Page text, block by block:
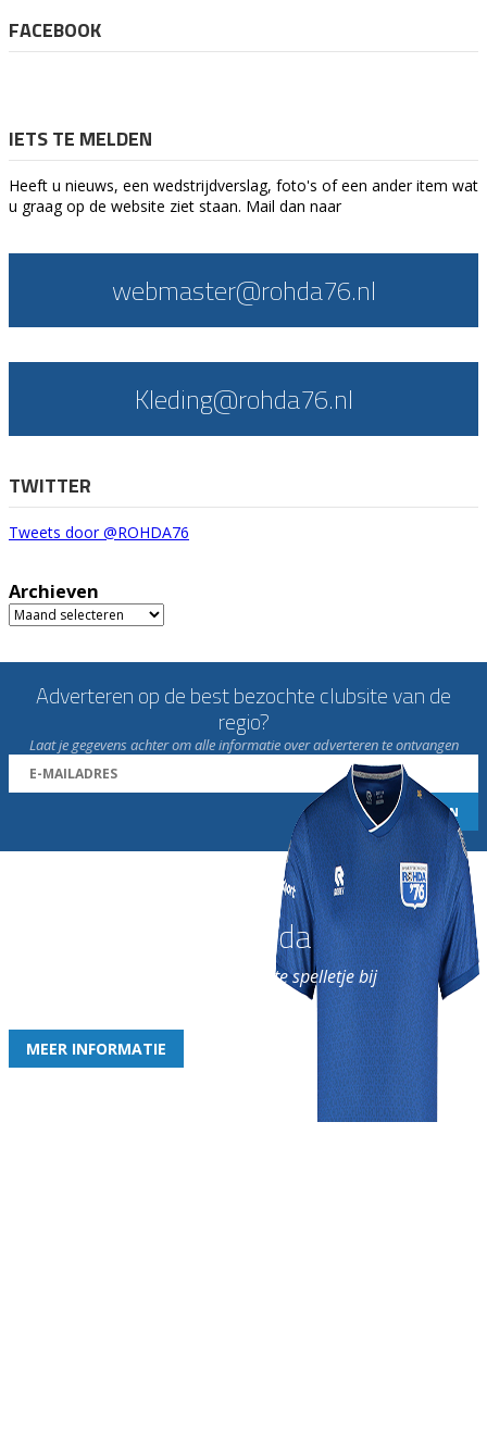
FACEBOOK
IETS TE MELDEN
Heeft u nieuws, een wedstrijdverslag, foto's of een ander item wat
u graag op de website ziet staan. Mail dan naar
webmaster@rohda76.nl
Kleding@rohda76.nl
TWITTER
Tweets door @ROHDA76
Archieven
Archieven
Adverteren op de best bezochte clubsite van de
regio?
Laat je gegevens achter om alle informatie over adverteren te ontvangen
Word nu lid van Rohda
en geniet iedere week van het leukste spelletje bij
MEER INFORMATIE